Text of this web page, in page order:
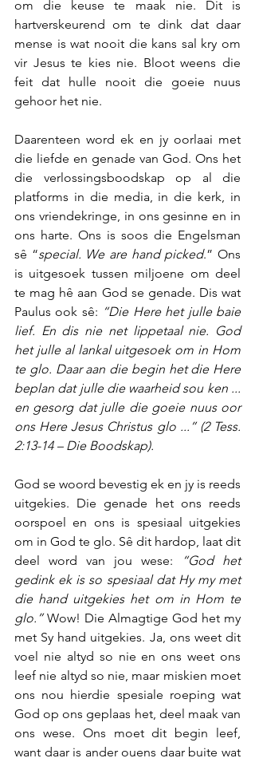
om die keuse te maak nie. Dit is
hartverskeurend om te dink dat daar
mense is wat nooit die kans sal kry om
vir Jesus te kies nie. Bloot weens die
feit dat hulle nooit die goeie nuus
gehoor het nie.
Daarenteen word ek en jy oorlaai met
die liefde en genade van God. Ons het
die verlossingsboodskap op al die
platforms in die media, in die kerk, in
ons vriendekringe, in ons gesinne en in
ons harte. Ons is soos die Engelsman
sê “special. We are hand picked.” Ons
is uitgesoek tussen miljoene om deel
te mag hê aan God se genade. Dis wat
Paulus ook sê: “Die Here het julle baie
lief. En dis nie net lippetaal nie. God
het julle al lankal uitgesoek om in Hom
te glo. Daar aan die begin het die Here
beplan dat julle die waarheid sou ken ...
en gesorg dat julle die goeie nuus oor
ons Here Jesus Christus glo ...” (2 Tess.
2:13-14 – Die Boodskap).
God se woord bevestig ek en jy is reeds
uitgekies. Die genade het ons reeds
oorspoel en ons is spesiaal uitgekies
om in God te glo. Sê dit hardop, laat dit
deel word van jou wese:
“God het
gedink ek is so spesiaal dat Hy my met
die hand uitgekies het om in Hom te
glo.” Wow! Die Almagtige God het my
met Sy hand uitgekies. Ja, ons weet dit
voel nie altyd so nie en ons weet ons
leef nie altyd so nie, maar miskien moet
ons nou hierdie spesiale roeping wat
God op ons geplaas het, deel maak van
ons wese. Ons moet dit begin leef,
want daar is ander ouens daar buite wat